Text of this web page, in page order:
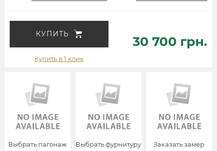
КУПИТЬ
Купить в 1 клик
30 700 грн.
Выбрать пагонаж Выбрать фурнитуру Заказать замер